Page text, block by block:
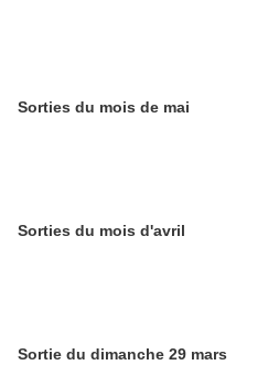
Sorties du mois de mai
Sorties du mois d'avril
Sortie du dimanche 29 mars